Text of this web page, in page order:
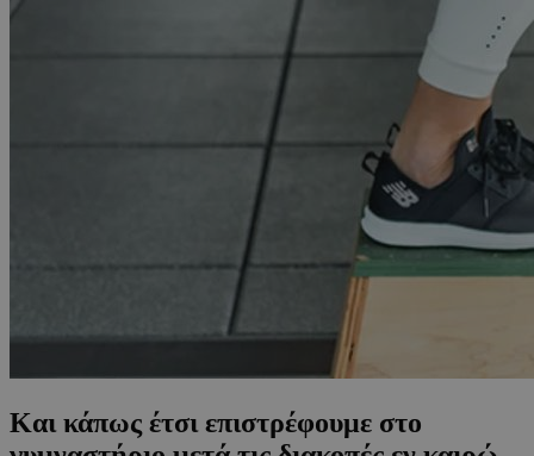
Και κάπως έτσι επιστρέφουμε στο